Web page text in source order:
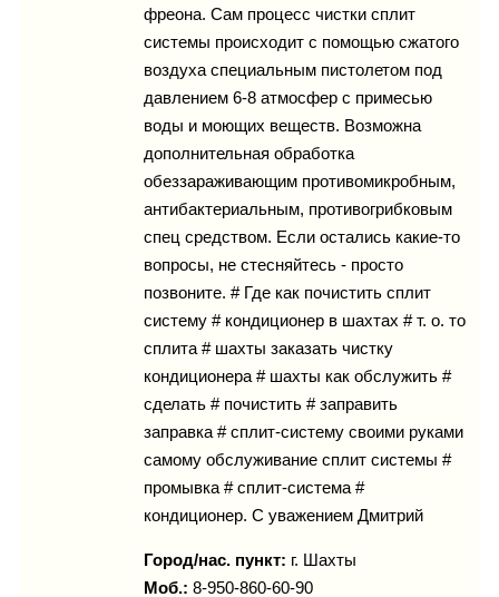
фреона. Сам процесс чистки сплит
системы происходит с помощью сжатого
воздуха специальным пистолетом под
давлением 6-8 атмосфер с примесью
воды и моющих веществ. Возможна
дополнительная обработка
обеззараживающим противомикробным,
антибактериальным, противогрибковым
спец средством. Если остались какие-то
вопросы, не стесняйтесь - просто
позвоните. # Где как почистить сплит
систему # кондиционер в шахтах # т. о. то
сплита # шахты заказать чистку
кондиционера # шахты как обслужить #
сделать # почистить # заправить
заправка # сплит-систему своими руками
самому обслуживание сплит системы #
промывка # сплит-система #
кондиционер. С уважением Дмитрий
Город/нас. пункт: г. Шахты
Моб.: 8-950-860-60-90